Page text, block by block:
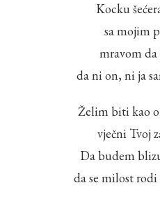
Kocku
sa mojim
mravom
da ni on, ni ja
Želim biti kao
vječni Tvoj
Da budem
da se milost